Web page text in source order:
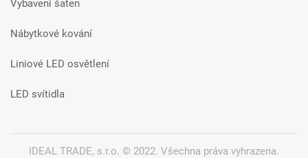
Vybavení šaten
Nábytkové kování
Liniové LED osvětlení
LED svítidla
IDEAL TRADE, s.r.o. © 2022. Všechna práva vyhrazena.